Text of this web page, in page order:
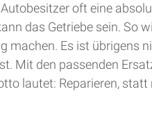
oft eine
das Getriebe sein. So
machen. Es ist
Mit den passenden
lautet: Reparieren,